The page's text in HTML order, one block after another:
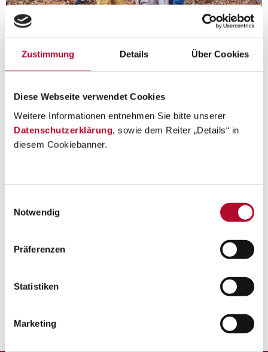
Zustimmung Details Über Cookies
Diese Webseite verwendet Cookies
Weitere Informationen entnehmen Sie bitte unserer
Datenschutzerklärung, sowie dem Reiter „Details“ in
diesem Cookiebanner.
Notwendig
Präferenzen
Statistiken
Marketing
Zurück zur Übersicht